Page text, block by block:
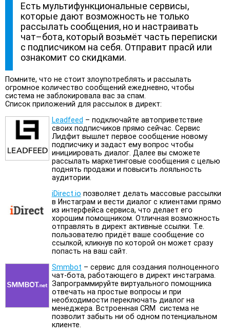
Есть мультифункциональные сервисы,
которые дают возможность не только
рассылать сообщения, но и настраивать
чат–бота, который возьмёт часть переписки
с подписчиком на себя. Отправит прасй или
ознакомит со скидками.
Помните, что не стоит злоупотреблять и рассылать
огромное количество сообщений ежедневно, чтобы
система не заблокировала вас за спам.
Список приложений для рассылок в директ:
Leadfeed – подключайте автоприветствие
своих подписчиков прямо сейчас. Сервис
Лидфит вышлет первое сообщение новому
подписчику и задаст ему вопрос чтобы
инициировать диалог. Далее вы сможете
рассылать маркетинговые сообщения с целью
поднять продажи и повысить лояльность
аудитории.
iDirect.io позволяет делать массовые рассылки
в Инстаграм и вести диалог с клиентами прямо
из интерфейса сервиса, что делает его
хорошим помощником. Отличная возможность
отправлять в директ активные ссылки. Т.е.
пользователю придёт ваше сообщение со
ссылкой, кликнув по которой он может сразу
попасть на ваш сайт.
Smmbot – сервис для создания полноценного
чат-бота, работающего в директ инстаграма.
Запрограммируйте виртуального помощника
отвечать на простые вопросы и при
необходимости переключать диалог на
менеджера. Встроенная CRM система не
позволит забыть ни об одном потенциальном
клиенте.